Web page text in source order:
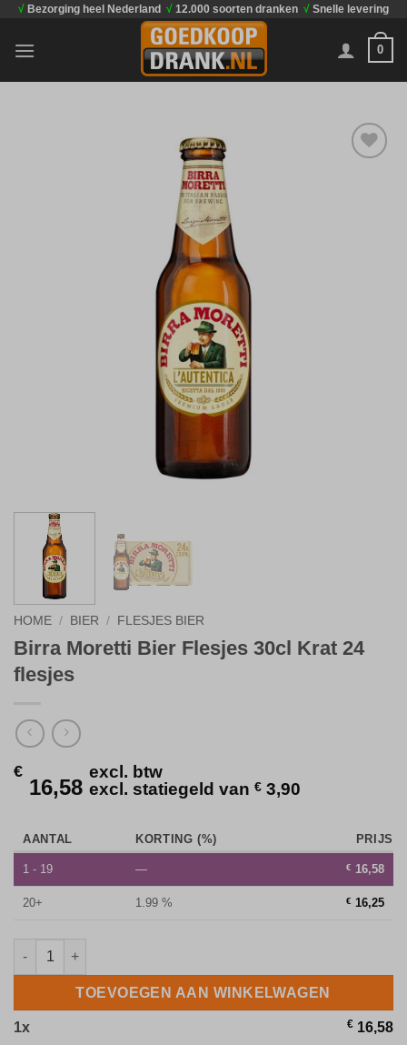
inhoud
√ Bezorging heel Nederland √ 12.000 soorten dranken √ Snelle levering
0
HOME / BIER / FLESJES BIER
Birra Moretti Bier Flesjes 30cl Krat 24
flesjes
€
16,58
excl. btw
excl. statiegeld van € 3,90
AANTAL KORTING (%) PRIJS
1 - 19 — € 16,58
20+ 1.99 % € 16,25
Birra Moretti Bier Flesjes 30cl Krat 24 flesjes aantal
TOEVOEGEN AAN WINKELWAGEN
1x € 16,58